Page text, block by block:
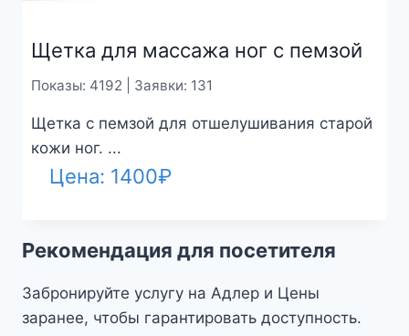
Щетка для массажа ног с пемзой
Показы: 4192 | Заявки: 131
Щетка с пемзой для отшелушивания старой
кожи ног. ...
Цена: 1400₽
Рекомендация для посетителя
Забронируйте услугу на Адлер и Цены
заранее, чтобы гарантировать доступность.